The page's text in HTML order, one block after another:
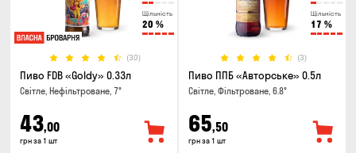
Щільність
20 %
(30)
Пиво FDB «Goldy» 0.33л
Світле, Нефільтроване, 7°
43,00
грн за 1 шт
Щільність
17 %
(3)
Пиво ППБ «Авторське» 0.5л
Світле, Фільтроване, 6.8°
65,50
грн за 1 шт